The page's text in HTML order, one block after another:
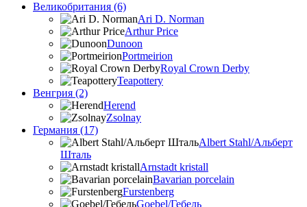
Великобритания (6)
Ari D. Norman
Arthur Price
Dunoon
Portmeirion
Royal Crown Derby
Teapottery
Венгрия (2)
Herend
Zsolnay
Германия (17)
Albert Stahl/Альбеpт
Шталь
Arnstadt kristall
Bavarian porcelain
Furstenberg
Goebel/Гебель